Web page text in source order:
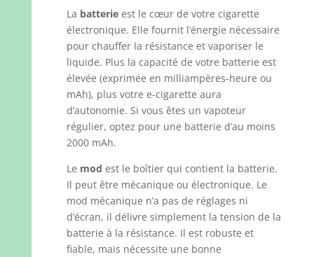
La batterieest le cœur de votre cigarette
électronique. Elle fournit l’énergie nécessaire
pour chauffer la résistance et vaporiser le
liquide. Plus la capacité de votre batterie est
élevée (exprimée en milliampères-heure ou
mAh), plus votre e-cigarette aura
d’autonomie. Si vous êtes un vapoteur
régulier, optez pour une batterie d’au moins
2000 mAh.
Le mod est le boîtier qui contient la batterie.
Il peut être mécanique ou électronique. Le
mod mécanique n’a pas de réglages ni
d’écran, il délivre simplement la tension de la
batterie à la résistance. Il est robuste et
fiable, mais nécessite une bonne